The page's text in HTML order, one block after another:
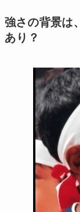
強さの背景は
あり？